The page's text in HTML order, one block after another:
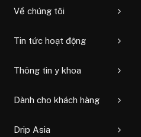
Về chúng tôi
Tin tức hoạt động
Thông tin y khoa
Dành cho khách hàng
Drip Asia